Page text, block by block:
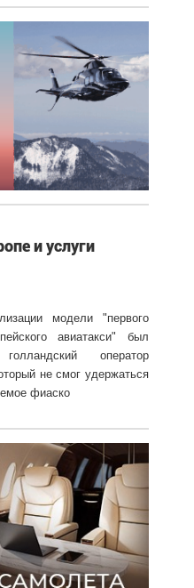
и услуги
модели "первого
авиатакси" был
оператор
не смог удержаться
фиаско